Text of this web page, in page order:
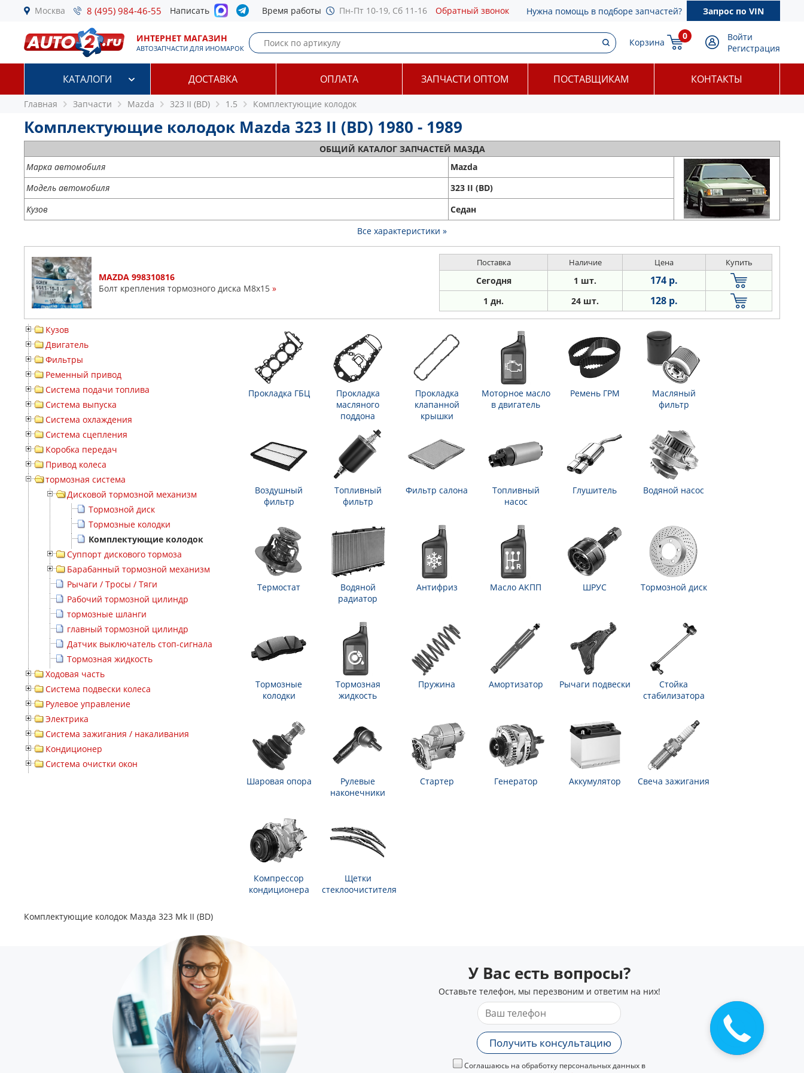
Москва 8 (495) 984-46-55 Написать Время работы Пн-Пт 10-19, Сб 11-16 Обратный звонок Нужна помощь в подборе запчастей? Запрос по VIN
ИНТЕРНЕТ МАГАЗИН
АВТОЗАПЧАСТИ ДЛЯ ИНОМАРОК
Корзина
0
Войти
Регистрация
КАТАЛОГИ ДОСТАВКА ОПЛАТА ЗАПЧАСТИ ОПТОМ ПОСТАВЩИКАМ КОНТАКТЫ
Главная Запчасти Mazda 323 II (BD) 1.5 Комплектующие колодок
Комплектующие колодок Mazda 323 II (BD) 1980 - 1989
ОБЩИЙ КАТАЛОГ ЗАПЧАСТЕЙ МАЗДА
Марка автомобиля
Mazda
Модель автомобиля
323 II (BD)
Кузов
Седан
Все характеристики »
MAZDA 998310816
Болт крепления тормозного диска M8x15 »
Поставка Наличие Цена Купить
Сегодня 1 шт. 174 р.
1 дн. 24 шт. 128 р.
Кузов
Двигатель
Фильтры
Ременный привод
Система подачи топлива
Система выпуска
Система охлаждения
Система сцепления
Коробка передач
Привод колеса
тормозная система
Дисковой тормозной механизм
Тормозной диск
Тормозные колодки
Комплектующие колодок
Суппорт дискового тормоза
Барабанный тормозной механизм
Рычаги / Тросы / Тяги
Рабочий тормозной цилиндр
тормозные шланги
главный тормозной цилиндр
Датчик выключатель стоп-сигнала
Тормозная жидкость
Ходовая часть
Система подвески колеса
Рулевое управление
Электрика
Система зажигания / накаливания
Кондиционер
Система очистки окон
Прокладка ГБЦ
Прокладка
масляного
поддона
Прокладка
клапанной
крышки
Моторное масло
в двигатель
Ремень ГРМ
Масляный
фильтр
Воздушный
фильтр
Топливный
фильтр
Фильтр салона
Топливный
насос
Глушитель Водяной насос
Термостат
Водяной
радиатор
Антифриз Масло АКПП ШРУС Тормозной диск
Тормозные
колодки
Тормозная
жидкость
Пружина Амортизатор Рычаги подвески
Стойка
стабилизатора
Шаровая опора
Рулевые
наконечники
Стартер Генератор Аккумулятор Свеча зажигания
Компрессор
кондиционера
Щетки
стеклоочистителя
Комплектующие колодок Мазда 323 Mk II (BD)
У Вас есть вопросы?
Оставьте телефон, мы перезвоним и ответим на них!
Получить консультацию
Соглашаюсь на обработку персональных данных в